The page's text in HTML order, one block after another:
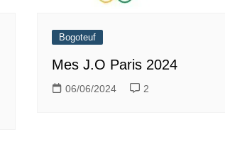
Bogoteuf
Mes J.O Paris 2024
06/06/2024 2